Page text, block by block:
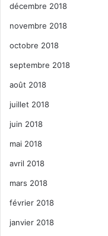
décembre 2018
novembre 2018
octobre 2018
septembre 2018
août 2018
juillet 2018
juin 2018
mai 2018
avril 2018
mars 2018
février 2018
janvier 2018